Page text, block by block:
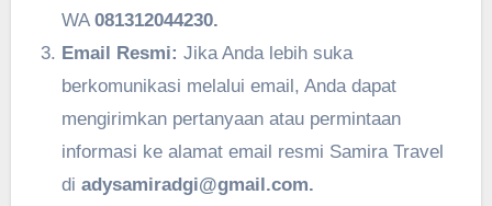
WA 081312044230.
Email Resmi: Jika Anda lebih suka
berkomunikasi melalui email, Anda dapat
mengirimkan pertanyaan atau permintaan
informasi ke alamat email resmi Samira Travel
di adysamiradgi@gmail.com.